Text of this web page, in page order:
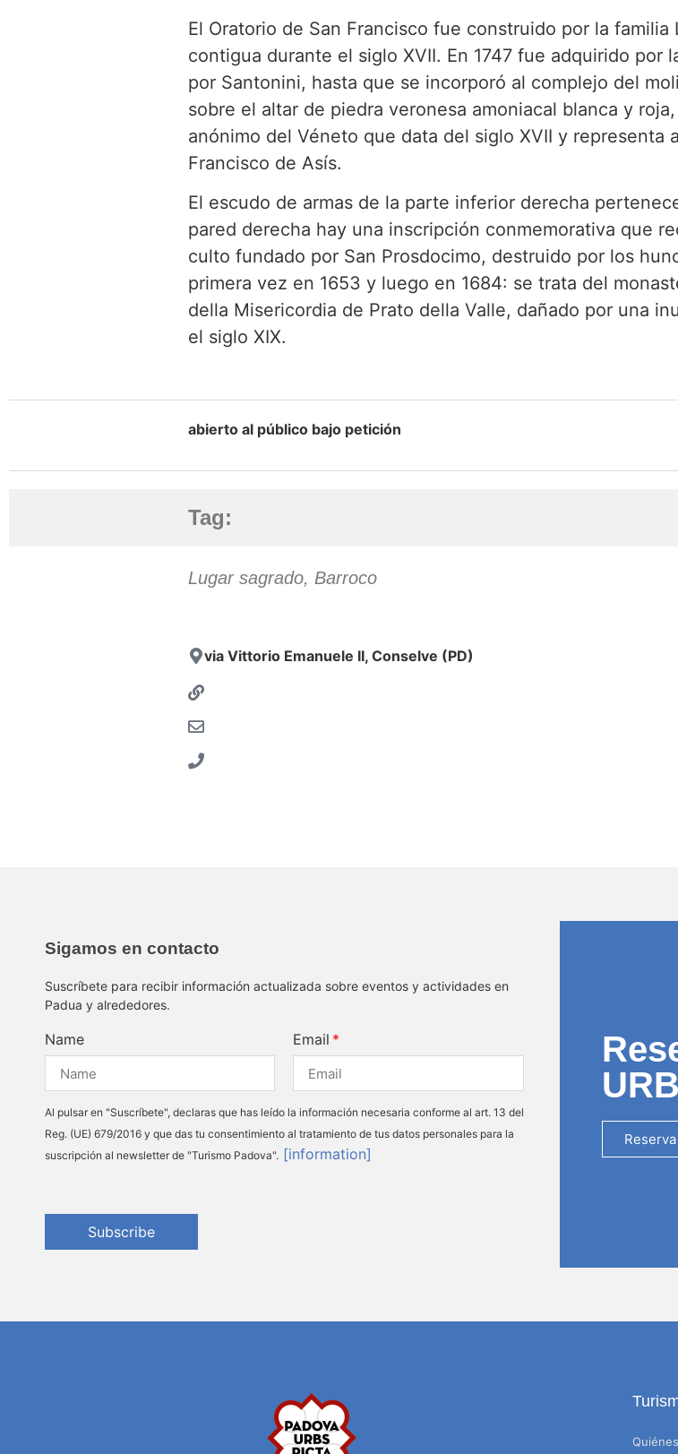
El Oratorio de San Francisco fue construido por la familia
contigua durante el siglo XVII. En 1747 fue adquirido por
por Santonini, hasta que se incorporó al complejo del
sobre el altar de piedra veronesa amoniacal blanca y
anónimo del Véneto que data del siglo XVII y representa
Francisco de Asís.
El escudo de armas de la parte inferior derecha
pared derecha hay una inscripción conmemorativa que
culto fundado por San Prosdocimo, destruido por los
primera vez en 1653 y luego en 1684: se trata del
della Misericordia de Prato della Valle, dañado por una
el siglo XIX.
abierto al público bajo petición
Tag:
Lugar sagrado, Barroco
via Vittorio Emanuele II, Conselve (PD)
Sigamos en contacto
Suscríbete para recibir información actualizada sobre eventos y actividades en
Padua y alrededores.
Name Email
Al pulsar en "Suscríbete", declaras que has leído la información necesaria conforme al art. 13 del
Reg. (UE) 679/2016 y que das tu consentimiento al tratamiento de tus datos personales para la
suscripción al newsletter de "Turismo Padova". [information]
Subscribe